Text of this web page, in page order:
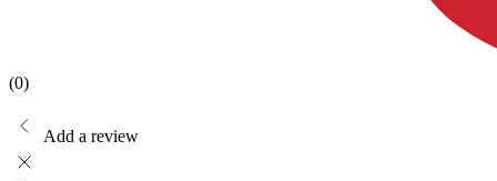
(0)
Add a review